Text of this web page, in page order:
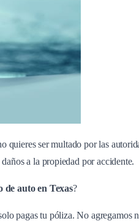
quieres ser multado por las
a la propiedad por accidente.
de auto en Texas?
pagas tu póliza. No agregamos